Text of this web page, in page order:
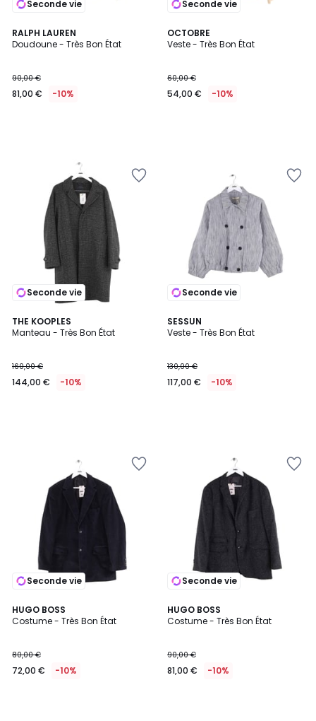
Seconde vie
RALPH LAUREN
Doudoune - Très Bon État
90,00 €
81,00 € -10%
Seconde vie
OCTOBRE
Veste - Très Bon État
60,00 €
54,00 € -10%
Seconde vie
THE KOOPLES
Manteau - Très Bon État
160,00 €
144,00 € -10%
Seconde vie
SESSUN
Veste - Très Bon État
130,00 €
117,00 € -10%
Seconde vie
HUGO BOSS
Costume - Très Bon État
80,00 €
72,00 € -10%
Seconde vie
HUGO BOSS
Costume - Très Bon État
90,00 €
81,00 € -10%